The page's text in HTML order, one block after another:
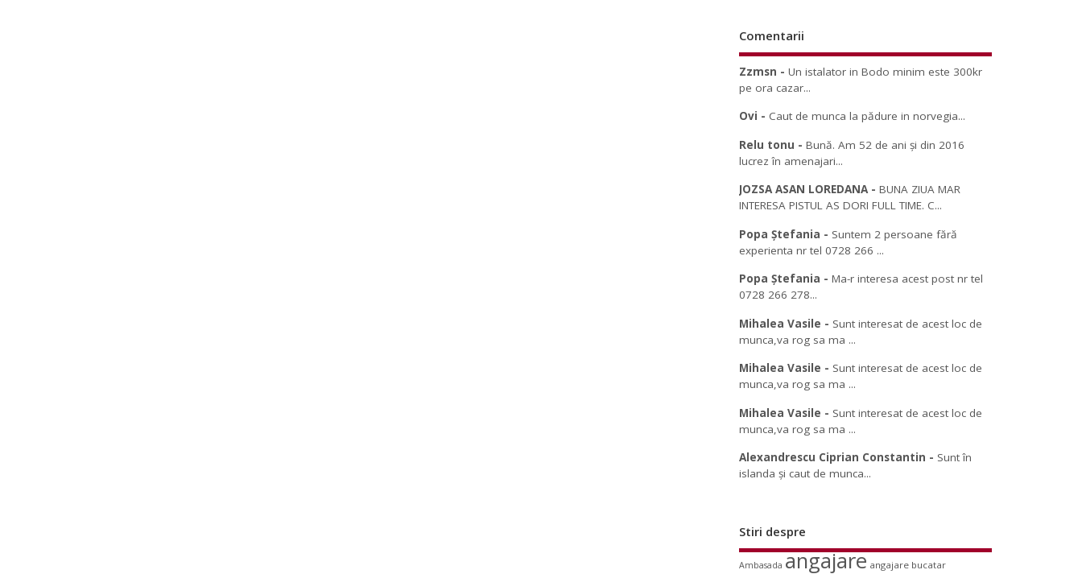
Comentarii
Zzmsn -Un istalator in Bodo minim este 300kr
pe ora cazar...
Ovi - Caut de munca la pădure in norvegia...
Relu tonu -Bună. Am 52 de ani și din 2016
lucrez în amenajari...
JOZSA ASAN LOREDANA-BUNA ZIUA MAR
INTERESA PISTUL AS DORI FULL TIME. C...
Popa Ștefania - Suntem 2 persoane fără
experienta nr tel 0728 266 ...
Popa Ștefania -Ma-r interesa acest post nr tel
0728 266 278...
Mihalea Vasile - Sunt interesat de acest loc de
munca,va rog sa ma ...
Mihalea Vasile - Sunt interesat de acest loc de
munca,va rog sa ma ...
Mihalea Vasile - Sunt interesat de acest loc de
munca,va rog sa ma ...
Alexandrescu Ciprian Constantin - Sunt în
islanda și caut de munca...
Stiri despre
Ambasada angajare angajare bucatar